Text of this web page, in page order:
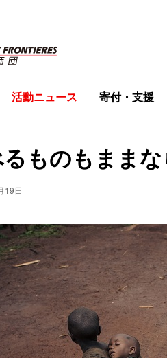
活動ニュース 寄付・支援
ものもまま
19日